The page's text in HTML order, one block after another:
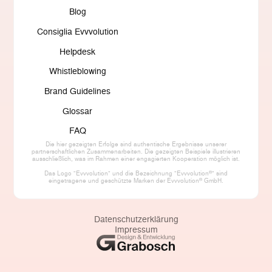
Blog
Consiglia Evvvolution
Helpdesk
Whistleblowing
Brand Guidelines
Glossar
FAQ
Die hier gezeigten Erfolge sind authentische Ergebnisse unserer
partnerschaftlichen Zusammenarbeiten. Die gezeigten Beispiele illustrieren
ausschließlich, was im Rahmen einer engagierten Kooperation möglich ist.
Das Logo "Evvvolution" und die Bezeichnung "Evvvolution®" sind
eingetragene und geschützte Marken der Evvvolution® GmbH.
Datenschutzerklärung
Impressum